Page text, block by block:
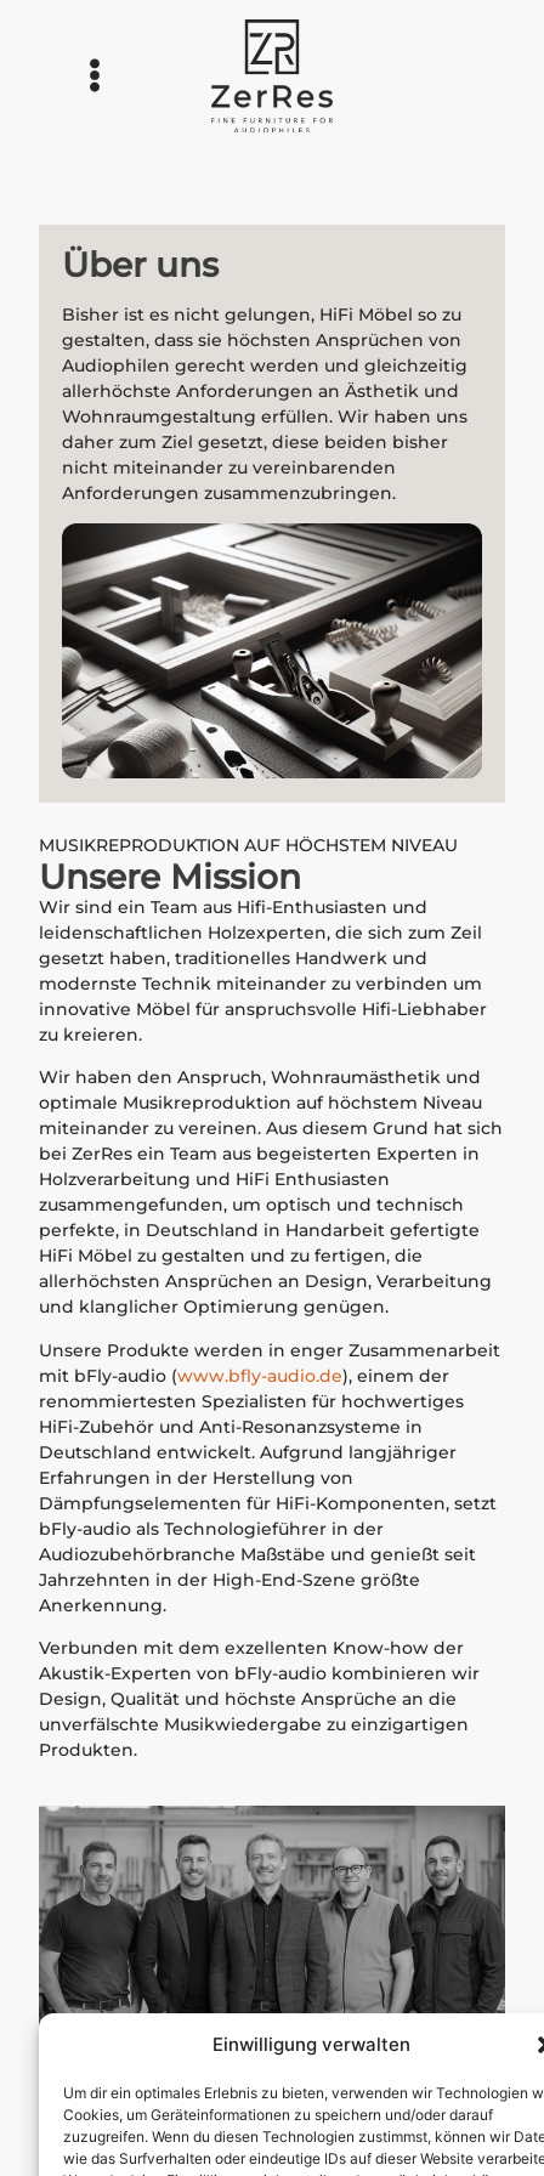
Einwilligung verwalten
Um dir ein optimales Erlebnis zu bieten, verwenden wir Technologien
Cookies, um Geräteinformationen zu speichern und/oder darauf
zuzugreifen. Wenn du diesen Technologien zustimmst, können wir
wie das Surfverhalten oder eindeutige IDs auf dieser Website
Über uns
Bisher ist es nicht gelungen, HiFi Möbel so zu
gestalten, dass sie höchsten Ansprüchen von
Audiophilen gerecht werden und gleichzeitig
allerhöchste Anforderungen an Ästhetik und
Wohnraumgestaltung erfüllen. Wir haben uns
daher zum Ziel gesetzt, diese beiden bisher
nicht miteinander zu vereinbarenden
Anforderungen zusammenzubringen.
MUSIKREPRODUKTION AUF HÖCHSTEM NIVEAU
Unsere Mission
Wir sind ein Team aus Hifi-Enthusiasten und
leidenschaftlichen Holzexperten, die sich zum Zeil
gesetzt haben, traditionelles Handwerk und
modernste Technik miteinander zu verbinden um
innovative Möbel für anspruchsvolle Hifi-Liebhaber
zu kreieren.
Wir haben den Anspruch, Wohnraumästhetik und
optimale Musikreproduktion auf höchstem Niveau
miteinander zu vereinen. Aus diesem Grund hat sich
bei ZerRes ein Team aus begeisterten Experten in
Holzverarbeitung und HiFi Enthusiasten
zusammengefunden, um optisch und technisch
perfekte, in Deutschland in Handarbeit gefertigte
HiFi Möbel zu gestalten und zu fertigen, die
allerhöchsten Ansprüchen an Design, Verarbeitung
und klanglicher Optimierung genügen.
Unsere Produkte werden in enger Zusammenarbeit
mit bFly-audio (www.bfly-audio.de), einem der
renommiertesten Spezialisten für hochwertiges
HiFi-Zubehör und Anti-Resonanzsysteme in
Deutschland entwickelt. Aufgrund langjähriger
Erfahrungen in der Herstellung von
Dämpfungselementen für HiFi-Komponenten, setzt
bFly-audio als Technologieführer in der
Audiozubehörbranche Maßstäbe und genießt seit
Jahrzehnten in der High-End-Szene größte
Anerkennung.
Verbunden mit dem exzellenten Know-how der
Akustik-Experten von bFly-audio kombinieren wir
Design, Qualität und höchste Ansprüche an die
unverfälschte Musikwiedergabe zu einzigartigen
Produkten.